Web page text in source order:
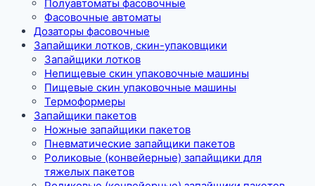
Полуавтоматы фасовочные
Фасовочные автоматы
Дозаторы фасовочные
Запайщики лотков, скин-упаковщики
Запайщики лотков
Непищевые скин упаковочные машины
Пищевые скин упаковочные машины
Термоформеры
Запайщики пакетов
Ножные запайщики пакетов
Пневматические запайщики пакетов
Роликовые (конвейерные) запайщики для
тяжелых пакетов